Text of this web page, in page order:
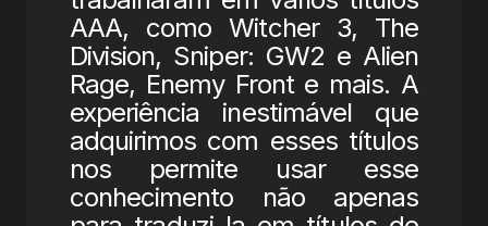
AAA, como Witcher 3, The
Division, Sniper: GW2 e Alien
Rage, Enemy Front e mais. A
experiência inestimável que
adquirimos com esses títulos
nos permite usar esse
conhecimento não apenas